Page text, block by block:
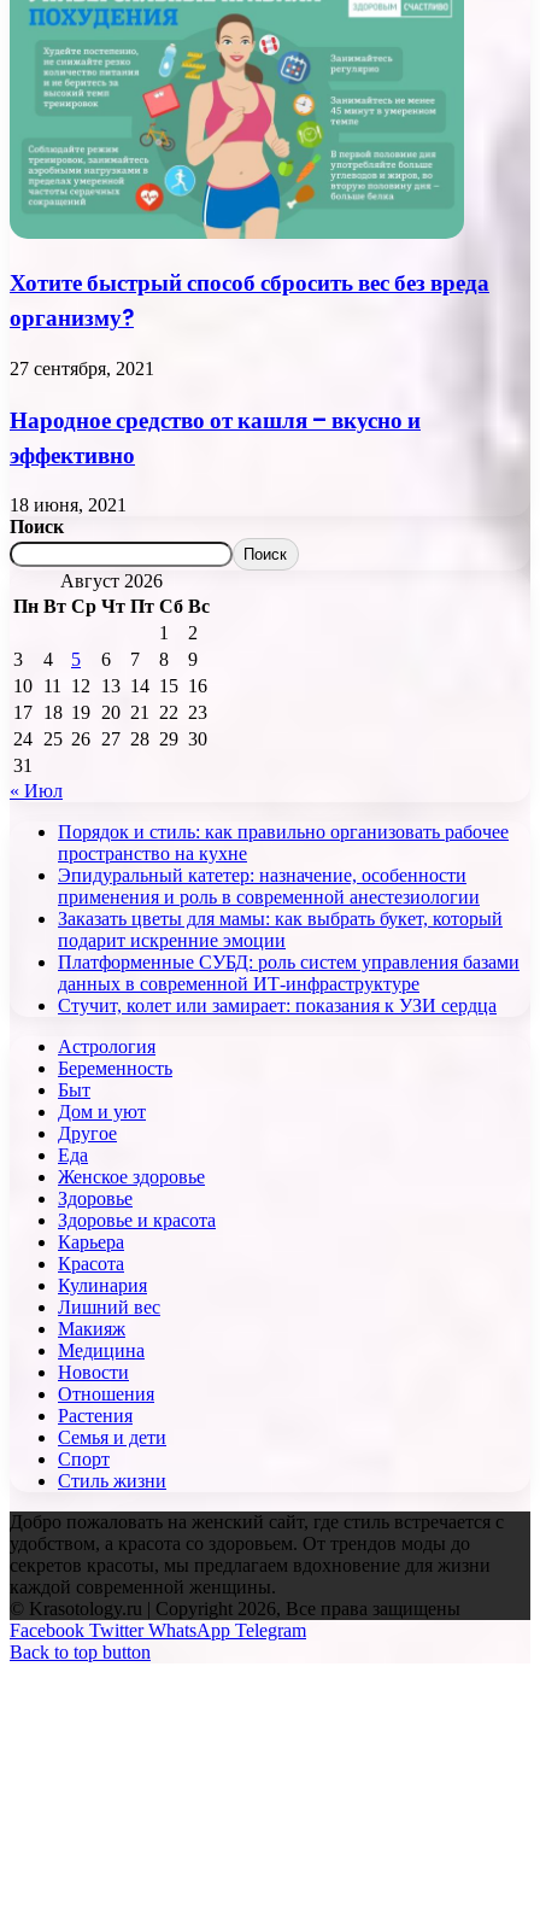
Хотите быстрый способ сбросить вес без вреда
организму?
27 сентября, 2021
Народное средство от кашля – вкусно и
эффективно
18 июня, 2021
Поиск
Поиск
Август 2026
Пн Вт Ср Чт Пт Сб Вс
1
2
3
4 5 6 7 8
9
10 11 12 13 14 15 16
17 18 19 20 21 22 23
24 25 26 27 28 29 30
31
« Июл
Порядок и стиль: как правильно организовать рабочее
пространство на кухне
Эпидуральный катетер: назначение, особенности
применения и роль в современной анестезиологии
Заказать цветы для мамы: как выбрать букет, который
подарит искренние эмоции
Платформенные СУБД: роль систем управления базами
данных в современной ИТ-инфраструктуре
Стучит, колет или замирает: показания к УЗИ сердца
Астрология
Беременность
Быт
Дом и уют
Другое
Еда
Женское здоровье
Здоровье
Здоровье и красота
Карьера
Красота
Кулинария
Лишний вес
Макияж
Медицина
Новости
Отношения
Растения
Семья и дети
Спорт
Стиль жизни
Добро пожаловать на женский сайт, где стиль встречается с
удобством, а красота со здоровьем. От трендов моды до
секретов красоты, мы предлагаем вдохновение для жизни
каждой современной женщины.
© Krasotology.ru | Copyright 2026, Все права защищены
Facebook Twitter WhatsApp Telegram
Back to top button